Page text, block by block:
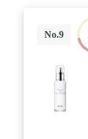
No.9